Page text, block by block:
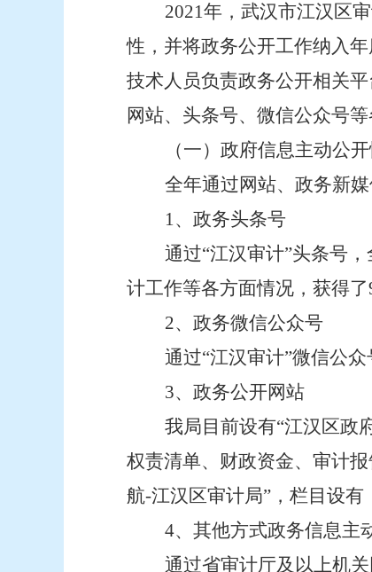
2021年，武汉市江汉区
性，并将政务公开工作纳入
技术人员负责政务公开相关
网站、头条号、微信公众号等
（一）政府信息主动公
全年通过网站、政务新
1、政务头条号
通过“江汉审计”头条号
计工作等各方面情况，获得了
2、政务微信公众号
通过“江汉审计”微信公
3、政务公开网站
我局目前设有“江汉区政
权责清单、财政资金、审计
航-江汉区审计局”，栏目设有
4、其他方式政务信息主
通过省审计厅及以上机